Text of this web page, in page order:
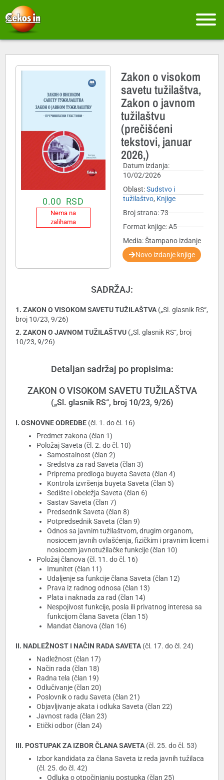
0.00 RSD
Nema na
zalihama
Zakon o visokom
savetu tužilaštva,
Zakon o javnom
tužilaštvu
(prečišćeni
tekstovi, januar
2026,)
Datum izdanja:
10/02/2026
Oblast:Sudstvo i
tužilaštvo, Knjige
Broj strana: 73
Format knjige: A5
Media: Štampano izdanje
Novo izdanje knjige
SADRŽAJ:
1. ZAKON O VISOKOM SAVETU TUŽILAŠTVA(„Sl. glasnik RS“,
broj 10/23, 9/26)
2. ZAKON O JAVNOM TUŽILAŠTVU („Sl. glasnik RS“, broj
10/23, 9/26)
Detaljan sadržaj po propisima:
ZAKON O VISOKOM SAVETU TUŽILAŠTVA
(„Sl. glasnik RS“, broj 10/23, 9/26)
I. OSNOVNE ODREDBE (čl. 1. do čl. 16)
Predmet zakona (član 1)
Položaj Saveta (čl. 2. do čl. 10)
Samostalnost (član 2)
Sredstva za rad Saveta (član 3)
Priprema predloga buyeta Saveta (član 4)
Kontrola izvršenja buyeta Saveta (član 5)
Sedište i obeležja Saveta (član 6)
Sastav Saveta (član 7)
Predsednik Saveta (član 8)
Potpredsednik Saveta (član 9)
Odnos sa javnim tužilaštvom, drugim organom,
nosiocem javnih ovlašćenja, fizičkim i pravnim licem i
nosiocem javnotužilačke funkcije (član 10)
Položaj članova (čl. 11. do čl. 16)
Imunitet (član 11)
Udaljenje sa funkcije člana Saveta (član 12)
Prava iz radnog odnosa (član 13)
Plata i naknada za rad (član 14)
Nespojivost funkcije, posla ili privatnog interesa sa
funkcijom člana Saveta (član 15)
Mandat članova (član 16)
II. NADLEŽNOST I NAČIN RADA SAVETA(čl. 17. do čl. 24)
Nadležnost (član 17)
Način rada (član 18)
Radna tela (član 19)
Odlučivanje (član 20)
Poslovnik o radu Saveta (član 21)
Objavljivanje akata i odluka Saveta (član 22)
Javnost rada (član 23)
Etički odbor (član 24)
III. POSTUPAK ZA IZBOR ČLANA SAVETA(čl. 25. do čl. 53)
Izbor kandidata za člana Saveta iz reda javnih tužilaca
(čl. 25. do čl. 42)
Odluka o otpočinjanju postupka (član 25)